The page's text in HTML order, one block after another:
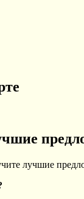
лучшие